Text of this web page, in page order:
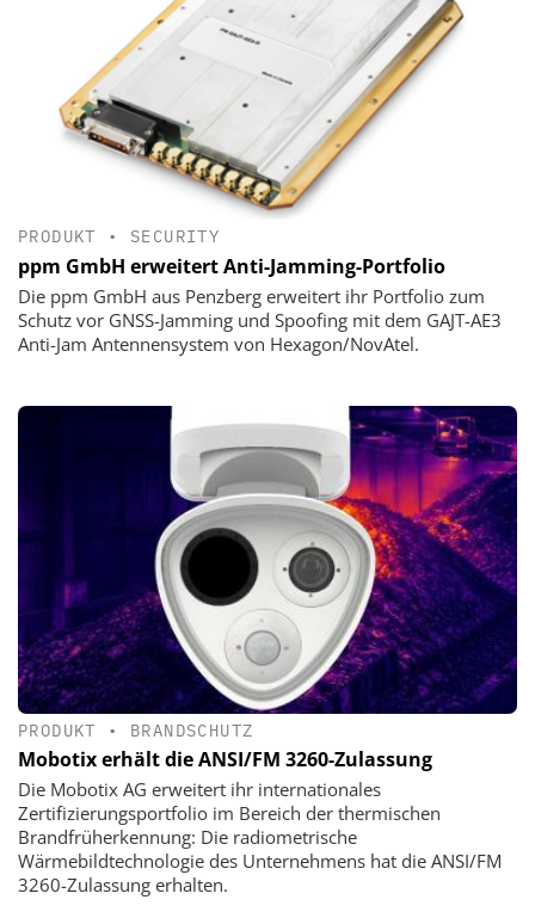
PRODUKT • SECURITY
ppm GmbH erweitert Anti-Jamming-Portfolio
Die ppm GmbH aus Penzberg erweitert ihr Portfolio zum
Schutz vor GNSS-Jamming und Spoofing mit dem GAJT-AE3
Anti-Jam Antennensystem von Hexagon/NovAtel.
PRODUKT • BRANDSCHUTZ
Mobotix erhält die ANSI/FM 3260-Zulassung
Die Mobotix AG erweitert ihr internationales
Zertifizierungsportfolio im Bereich der thermischen
Brandfrüherkennung: Die radiometrische
Wärmebildtechnologie des Unternehmens hat die ANSI/FM
3260-Zulassung erhalten.